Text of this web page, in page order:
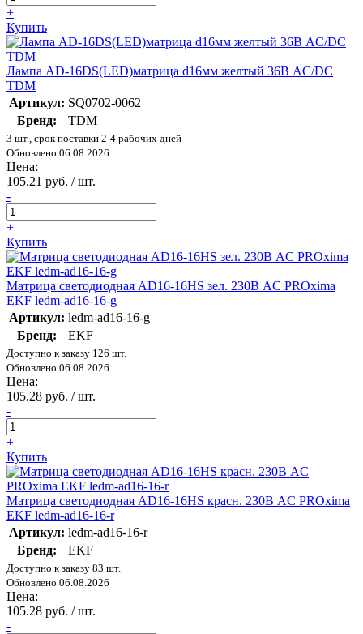
+
Купить
Лампа AD-16DS(LED)матрица d16мм желтый 36В AC/DC
TDM
Артикул: SQ0702-0062
Бренд:
TDM
3 шт., срок поставки 2-4 рабочих дней
Обновлено 06.08.2026
Цена:
105.21 руб. / шт.
-
+
Купить
Матрица светодиодная AD16-16HS зел. 230В AC PROxima
EKF ledm-ad16-16-g
Артикул: ledm-ad16-16-g
Бренд:
EKF
Доступно к заказу 126 шт.
Обновлено 06.08.2026
Цена:
105.28 руб. / шт.
-
+
Купить
Матрица светодиодная AD16-16HS красн. 230В AC PROxima
EKF ledm-ad16-16-r
Артикул: ledm-ad16-16-r
Бренд:
EKF
Доступно к заказу 83 шт.
Обновлено 06.08.2026
Цена:
105.28 руб. / шт.
-